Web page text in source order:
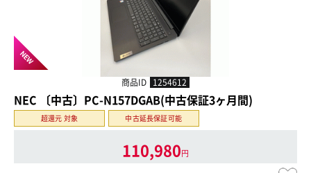
NEW
商品ID 1254612
NEC 〔中古〕PC-N157DGAB(中古保証3ヶ月間)
超還元 対象 中古延長保証可能
110,980円